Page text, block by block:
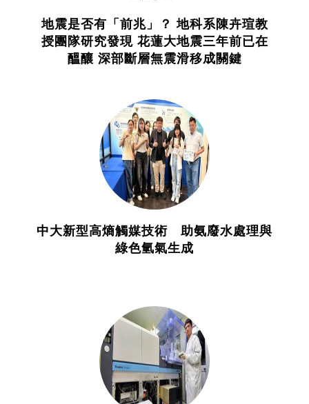
地震是否有「前兆」？ 地科系陳卉瑄教
授團隊研究發現 花蓮大地震三年前已在
醞釀 深部斷層無震滑移成關鍵
中大新型高熵觸媒技術 助氨廢水處理與
綠色氫氣生成